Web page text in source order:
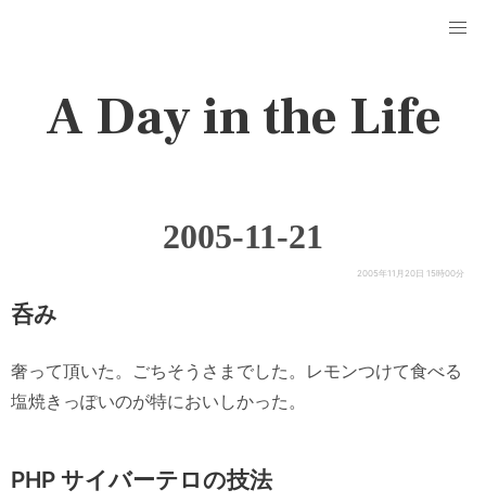
A Day in the Life
2005-11-21
2005年11月20日 15時00分
呑み
奢って頂いた。ごちそうさまでした。レモンつけて食べる
塩焼きっぽいのが特においしかった。
PHP サイバーテロの技法